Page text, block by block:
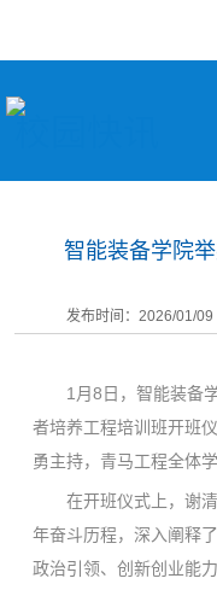
智能装备学院
发布时间：2026/01/09
1月8日，智能装备
者培养工程培训班开班
勇主持，青马工程全体学
在开班仪式上，谢
年奋斗历程，深入阐释
政治引领、创新创业能